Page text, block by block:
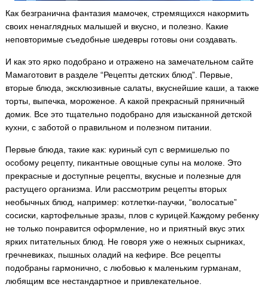
Как безгранична фантазия мамочек, стремящихся накормить
своих ненаглядных малышей и вкусно, и полезно. Какие
неповторимые съедобные шедевры готовы они создавать.
И как это ярко подобрано и отражено на замечательном сайте
Мамаготовит в разделе “Рецепты детских блюд”. Первые,
вторые блюда, эксклюзивные салаты, вкуснейшие каши, а также
торты, выпечка, мороженое. А какой прекрасный пряничный
домик. Все это тщательно подобрано для изысканной детской
кухни, с заботой о правильном и полезном питании.
Первые блюда, такие как: куриный суп с вермишелью по
особому рецепту, пикантные овощные супы на молоке. Это
прекрасные и доступные рецепты, вкусные и полезные для
растущего организма. Или рассмотрим рецепты вторых
необычных блюд, например: котлетки-паучки, “волосатые”
сосиски, картофельные зразы, плов с курицей.Каждому ребенку
не только понравится оформление, но и приятный вкус этих
ярких питательных блюд. Не говоря уже о нежных сырниках,
гречневиках, пышных оладий на кефире. Все рецепты
подобраны гармонично, с любовью к маленьким гурманам,
любящим все нестандартное и привлекательное.